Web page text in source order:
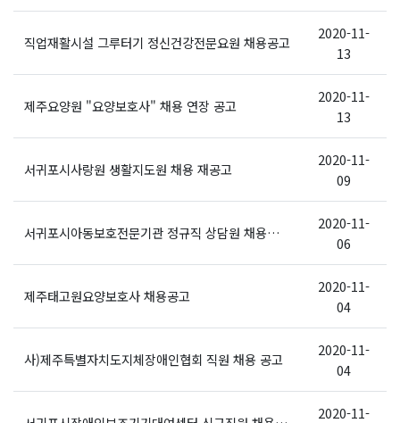
직업재활시설 그루터기 정신건강전문요원 채용공고
2020-11-
13
제주요양원 "요양보호사" 채용 연장 공고
2020-11-
13
서귀포시사랑원 생활지도원 채용 재공고
2020-11-
09
서귀포시아동보호전문기관 정규직 상담원 채용계획 공고
2020-11-
06
제주태고원요양보호사 채용공고
2020-11-
04
사)제주특별자치도지체장애인협회 직원 채용 공고
2020-11-
04
2020-11-